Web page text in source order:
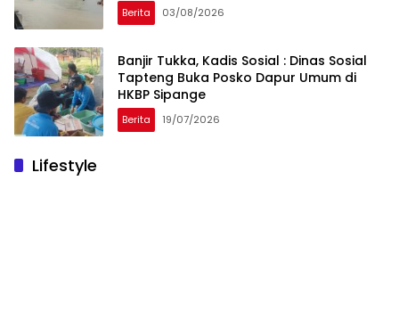
Berita 03/08/2026
Banjir Tukka, Kadis Sosial : Dinas Sosial
Tapteng Buka Posko Dapur Umum di
HKBP Sipange
Berita 19/07/2026
Lifestyle